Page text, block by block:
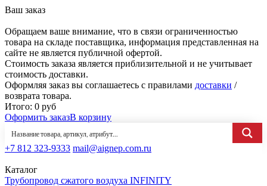
Ваш заказ
Обращаем ваше внимание, что в связи ограниченностью
товара на складе поставщика, информация представленная на
сайте не является публичной офертой.
Стоимость заказа является приблизительной и не учитывает
стоимость доставки.
Оформляя заказ вы соглашаетесь с правилами доставки /
возврата товара.
Итого: 0 руб
Оформить заказВ корзину
+7 812 323-9333 mail@aignep.com.ru
Каталог
Трубопровод сжатого воздуха INFINITY